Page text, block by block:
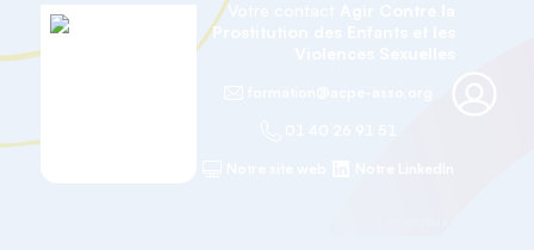
Prostitution des Enfants et les